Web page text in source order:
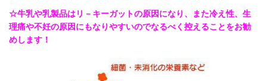
☆牛乳や乳製品はリ－キーガットの原因になり、また冷え性、生
理痛や不妊の原因にもなりやすいのでなるべく控えることをお勧
めします！